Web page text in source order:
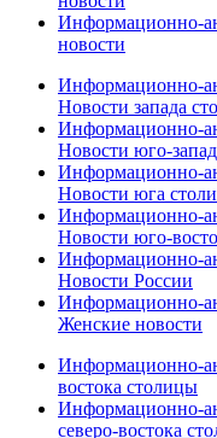
Информационно-
новости
Информационно-
Новости запада
Информационно-
Новости юго-
Информационно-
Новости юга
Информационно-
Новости юго-
Информационно-
Новости России
Информационно-
Женские новости
Информационно-
востока столицы
Информационно-
северо-востока